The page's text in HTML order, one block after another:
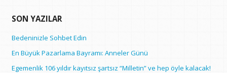
SON YAZILAR
Bedeninizle Sohbet Edin
En Büyük Pazarlama Bayramı: Anneler Günü
Egemenlik 106 yıldır kayıtsız şartsız “Milletin” ve hep öyle kalacak!